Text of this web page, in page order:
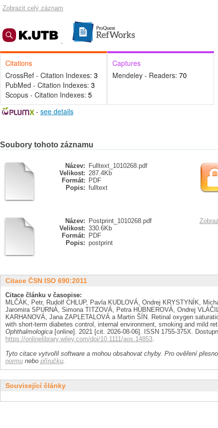
Zobrazit celý záznam
Citations
CrossRef - Citation Indexes: 3
PubMed - Citation Indexes: 3
Scopus - Citation Indexes: 5
Captures
Mendeley - Readers: 70
- see details
Soubory tohoto záznamu
Název:
Fulltext_1010268.pdf
Velikost: 287.4Kb
Formát:
PDF
Popis: fulltext
Název:
Postprint_1010268.pdf
Velikost: 330.6Kb
Formát:
PDF
Popis: postprint
Citace ČSN ISO 690:2011
Citace článku v časopise:
MLČÁK, Petr, Rudolf CHLUP, Pavla KUDLOVÁ, Ondrej KRYSTYNÍK,
Jaromira SPURNÁ, Simona TITZOVÁ, Petra HÜBNEROVÁ, Ondrej
KARHANOVÁ, Jana ZAPLETALOVÁ a Martin ŠÍN. Retinal oxygen
with short-term diabetes control, internal environment, smoking and mild
Ophthalmologica [online]. 2021 [cit. 2026-08-06]. ISSN 1755-375X.
https://onlinelibrary.wiley.com/doi/10.1111/aos.14853.
Tyto citace vytvořil software a mohou obsahovat chyby. Pro ověření
normu nebo příručku.
Související články